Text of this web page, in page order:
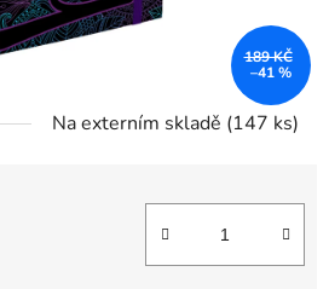
Na externím skladě (147 ks)
189 KČ
–41 %